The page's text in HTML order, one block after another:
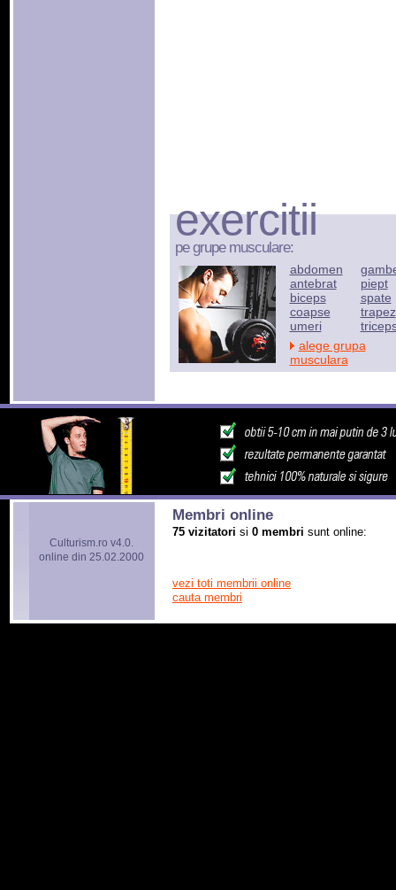
exercitii
pe grupe musculare:
abdomen
antebrat
biceps
coapse
umeri
piept
spate
trapez
alege grupa
musculara
Culturism.ro v4.0.
online din 25.02.2000
Membri online
75 vizitatori si 0 membri sunt online:
vezi toti membrii online
cauta membri